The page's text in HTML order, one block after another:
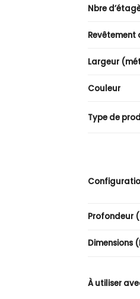
Nbre
Largeur
Couleur
Type de
Profondeur
Dimensions
À utiliser